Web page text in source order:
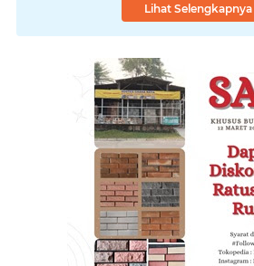
Lihat Selengkapnya